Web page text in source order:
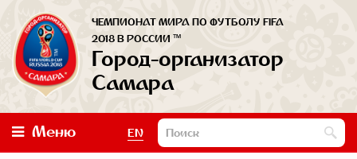
ЧЕМПИОНАТ МИРА ПО ФУТБОЛУ FIFA
2018 В РОССИИ ™
Город-организатор
Самара
Меню EN